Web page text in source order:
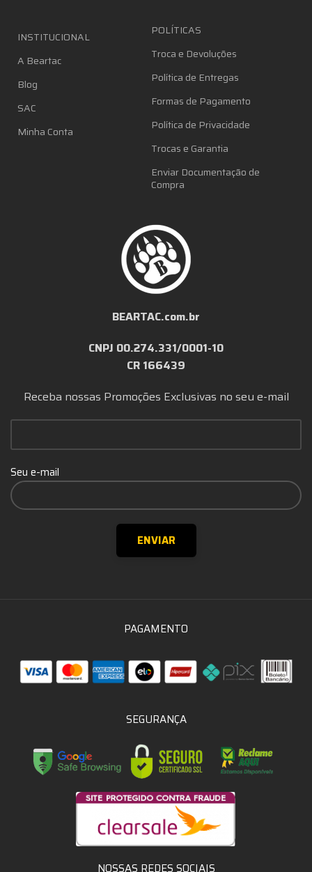
INSTITUCIONAL
A Beartac
Blog
SAC
Minha Conta
POLÍTICAS
Troca e Devoluções
Política de Entregas
Formas de Pagamento
Política de Privacidade
Trocas e Garantia
Enviar Documentação de
Compra
BEARTAC.com.br
CNPJ 00.274.331/0001-10
CR 166439
Receba nossas Promoções Exclusivas no seu e-mail
Seu e-mail
PAGAMENTO
SEGURANÇA
NOSSAS REDES SOCIAIS